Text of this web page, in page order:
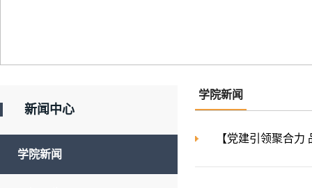
新闻中心
学院新闻
学院新闻
【党建引领聚合